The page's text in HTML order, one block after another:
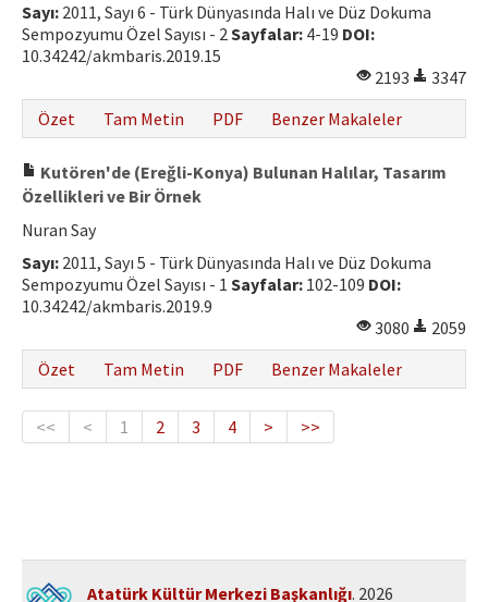
Sayı: 2011, Sayı 6 - Türk Dünyasında Halı ve Düz Dokuma
Sempozyumu Özel Sayısı - 2Sayfalar: 4-19 DOI:
10.34242/akmbaris.2019.15
2193
3347
Özet
Tam Metin PDF Benzer Makaleler
Kutören'de (Ereğli-Konya) Bulunan Halılar, Tasarım
Özellikleri ve Bir Örnek
Nuran Say
Sayı: 2011, Sayı 5 - Türk Dünyasında Halı ve Düz Dokuma
Sempozyumu Özel Sayısı - 1 Sayfalar: 102-109 DOI:
10.34242/akmbaris.2019.9
3080
2059
Özet
Tam Metin PDF Benzer Makaleler
<< < 1 2 3 4 > >>
Atatürk Kültür Merkezi Başkanlığı. 2026